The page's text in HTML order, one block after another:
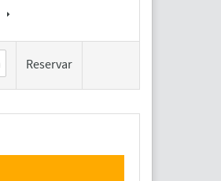
Reservar